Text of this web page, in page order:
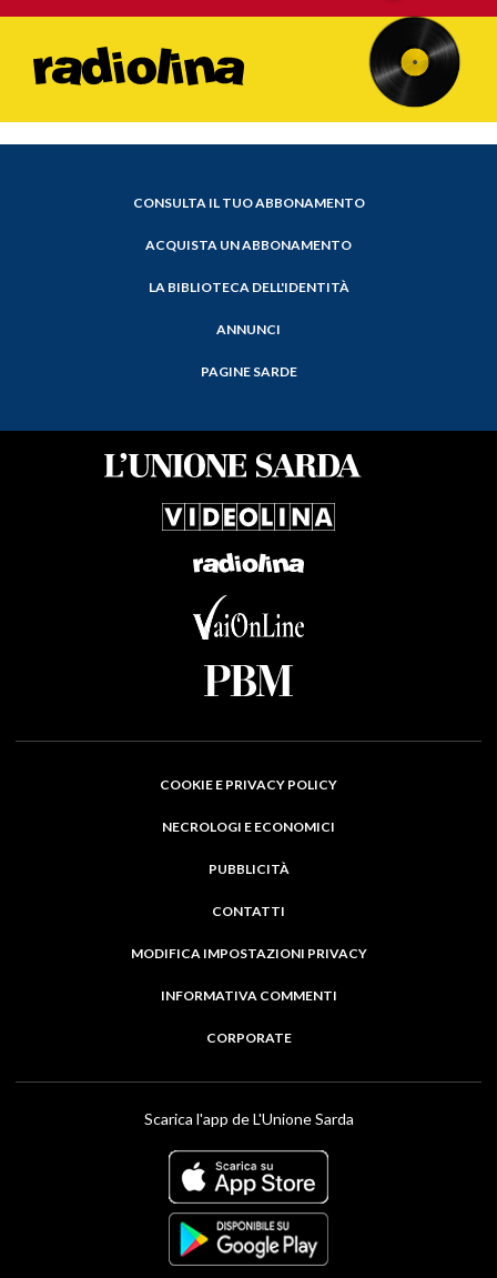
CONSULTA IL TUO ABBONAMENTO
ACQUISTA UN ABBONAMENTO
LA BIBLIOTECA DELL'IDENTITÀ
ANNUNCI
PAGINE SARDE
COOKIE E PRIVACY POLICY
NECROLOGI E ECONOMICI
PUBBLICITÀ
CONTATTI
MODIFICA IMPOSTAZIONI PRIVACY
INFORMATIVA COMMENTI
CORPORATE
Scarica l'app de L'Unione Sarda